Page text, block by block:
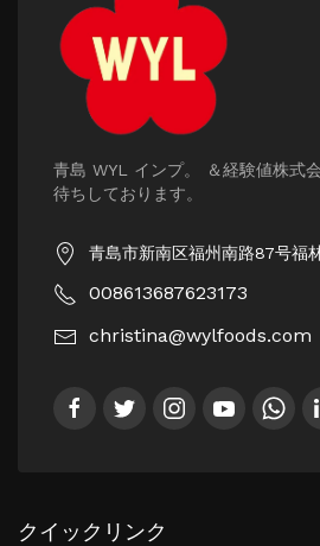
青島 WYL インプ。 ＆経験値株式
待ちしております。
青島市新南区福州南路87号福
008613687623173
christina@wylfoods.com
クイックリンク